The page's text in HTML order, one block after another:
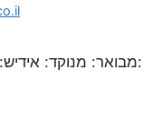
מבואר: מנוקד: אידיש: אנגלית: ספרדית: איטלקית: פורטוגזית: צרפתית: